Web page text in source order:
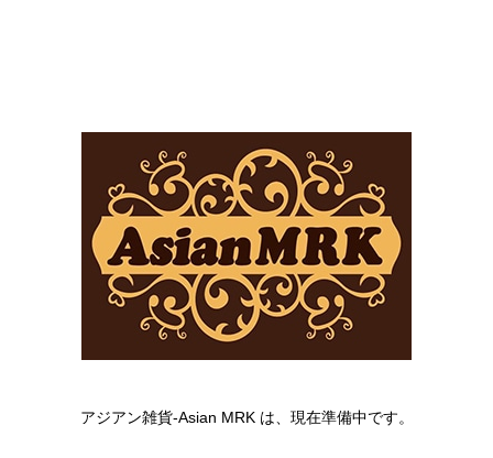
アジアン雑貨-Asian MRK は、現在準備中です。